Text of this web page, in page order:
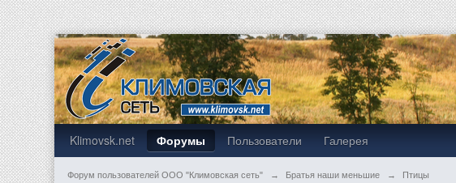
Klimovsk.net Форумы Пользователи Галерея
Форум пользователей ООО "Климовская сеть" → Братья наши меньшие → Птицы